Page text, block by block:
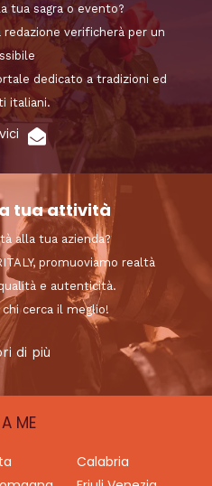
tua sagra o evento?
verificherà per un
dedicato a tradizioni ed
italiani.
tua attività
alla tua azienda?
promuoviamo realtà
e autenticità.
cerca il meglio!
di più
ME
Calabria